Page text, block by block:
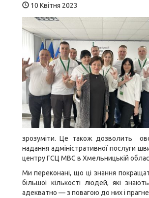
10 Квітня 2023
зрозуміти. Це також дозволить
надання адміністративної послуги
центру ГСЦ МВС в Хмельницькій
Ми переконані, що ці знання
більшої кількості людей, які
адекватно — з повагою до них і